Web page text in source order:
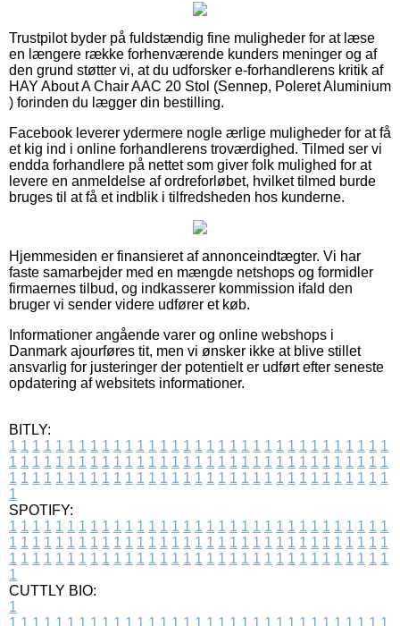
Trustpilot byder på fuldstændig fine muligheder for at læse
en længere række forhenværende kunders meninger og af
den grund støtter vi, at du udforsker e-forhandlerens kritik af
HAY About A Chair AAC 20 Stol (Sennep, Poleret Aluminium
) forinden du lægger din bestilling.
Facebook leverer ydermere nogle ærlige muligheder for at få
et kig ind i online forhandlerens troværdighed. Tilmed ser vi
endda forhandlere på nettet som giver folk mulighed for at
levere en anmeldelse af ordreforløbet, hvilket tilmed burde
bruges til at få et indblik i tilfredsheden hos kunderne.
Hjemmesiden er finansieret af annonceindtægter. Vi har
faste samarbejder med en mængde netshops og formidler
firmaernes tilbud, og indkasserer kommission ifald den
bruger vi sender videre udfører et køb.
Informationer angående varer og online webshops i
Danmark ajourføres tit, men vi ønsker ikke at blive stillet
ansvarlig for justeringer der potentielt er udført efter seneste
opdatering af websitets informationer.
BITLY:
1 1 1 1 1 1 1 1 1 1 1 1 1 1 1 1 1 1 1 1 1 1 1 1 1 1 1 1 1 1 1 1 1
1 1 1 1 1 1 1 1 1 1 1 1 1 1 1 1 1 1 1 1 1 1 1 1 1 1 1 1 1 1 1 1 1
1 1 1 1 1 1 1 1 1 1 1 1 1 1 1 1 1 1 1 1 1 1 1 1 1 1 1 1 1 1 1 1 1
1
SPOTIFY:
1 1 1 1 1 1 1 1 1 1 1 1 1 1 1 1 1 1 1 1 1 1 1 1 1 1 1 1 1 1 1 1 1
1 1 1 1 1 1 1 1 1 1 1 1 1 1 1 1 1 1 1 1 1 1 1 1 1 1 1 1 1 1 1 1 1
1 1 1 1 1 1 1 1 1 1 1 1 1 1 1 1 1 1 1 1 1 1 1 1 1 1 1 1 1 1 1 1 1
1
CUTTLY BIO:
1
1 1 1 1 1 1 1 1 1 1 1 1 1 1 1 1 1 1 1 1 1 1 1 1 1 1 1 1 1 1 1 1 1